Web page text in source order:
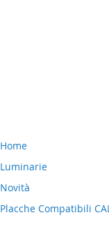
Home
Luminarie
Novità
Placche Compatibili